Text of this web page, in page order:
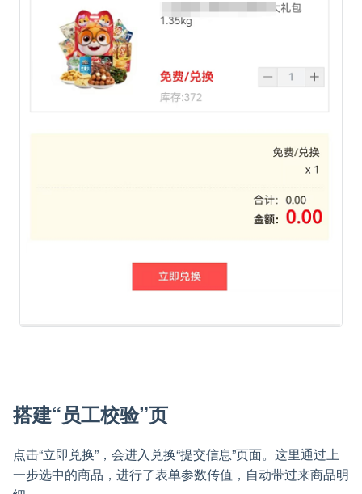
搭建“员工校验”页
点击“立即兑换”，会进入兑换“提交信息”页面。这里通过上
一步选中的商品，进行了表单参数传值，自动带过来商品明